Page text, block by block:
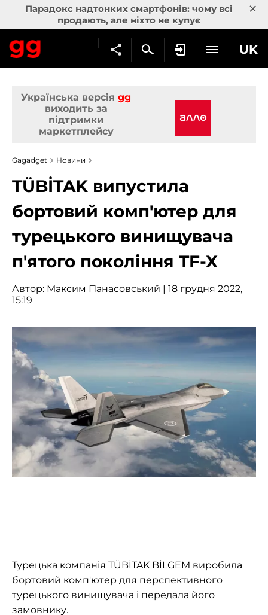
Парадокс надтонких смартфонів: чому всі
продають, але ніхто не купує
×
UK
Українська версія gg
виходить за
підтримки
маркетплейсу
Gagadget Новини
TÜBİTAK випустила
бортовий комп'ютер для
турецького винищувача
п'ятого покоління TF-X
Автор: Максим Панасовський | 18 грудня 2022,
15:19
Турецька компанія TÜBİTAK BİLGEM виробила
бортовий комп'ютер для перспективного
турецького винищувача і передала його
замовнику.